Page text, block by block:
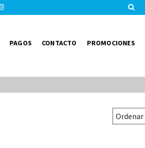
PAGOS CONTACTO PROMOCIONES